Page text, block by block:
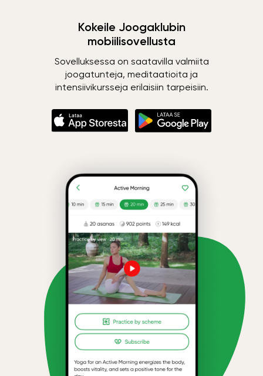
Kokeile Joogaklubin
mobiilisovellusta
Sovelluksessa on saatavilla valmiita
joogatunteja, meditaatioita ja
intensiivikursseja erilaisiin tarpeisiin.